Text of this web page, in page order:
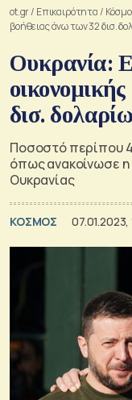
ot.gr/ Επικαιρότητα /
βοήθειας άνω των 32 δισ.
Ουκρανία:
δισ.
Ποσοστό περίπου
όπως ανακοίνωσε
Ουκρανίας
ΚΟΣΜΟΣ